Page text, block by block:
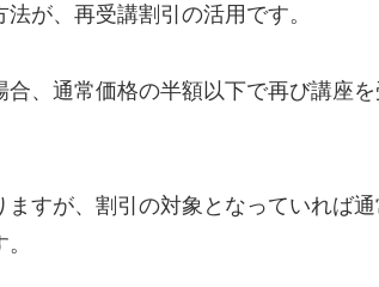
が、再受講割引の活用です。
、通常価格の半額以下で再び講座
すが、割引の対象となっていれば